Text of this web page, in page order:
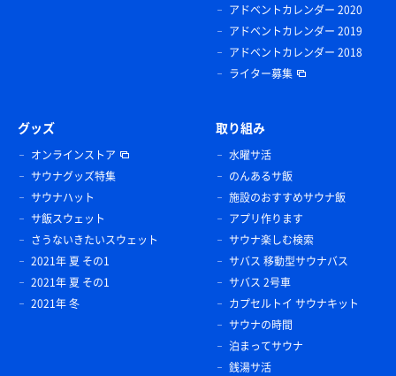
アドベントカレンダー 2020
アドベントカレンダー 2019
アドベントカレンダー 2018
ライター募集
グッズ
オンラインストア
サウナグッズ特集
サウナハット
サ飯スウェット
さうないきたいスウェット
2021年 夏 その1
2021年 夏 その1
2021年 冬
取り組み
水曜サ活
のんあるサ飯
施設のおすすめサウナ飯
アプリ作ります
サウナ楽しむ検索
サバス 移動型サウナバス
サバス 2号車
カプセルトイ サウナキット
サウナの時間
泊まってサウナ
銭湯サ活